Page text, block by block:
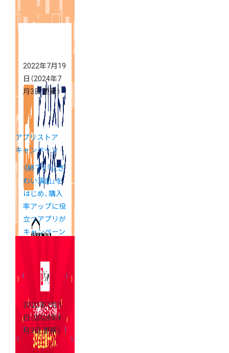
料に
2022年7月19
日 （2024年7
月3日 更新）
アプリストア
キャンペーン
《終了》「にぎ
わい演出」を
はじめ、購入
率アップに役
立つアプリが
キャンペーン
2022年7月1
日 （2024年4
月3日 更新）